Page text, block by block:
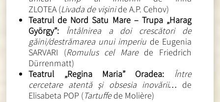
ZLOTEA (Livada de vişinide A.P. Cehov)
Teatrul de Nord Satu Mare – Trupa „Harag
György”: Întâlnirea a doi crescători de
găini/destrămarea unui imperiu de Eugenia
SARVARI (Romulus cel Mare de Friedrich
Dürrenmatt)
Teatrul „Regina Maria” Oradea: Între
cercetare atentă şi obsesia inovării… de
Elisabeta POP (Tartuffede Molière)